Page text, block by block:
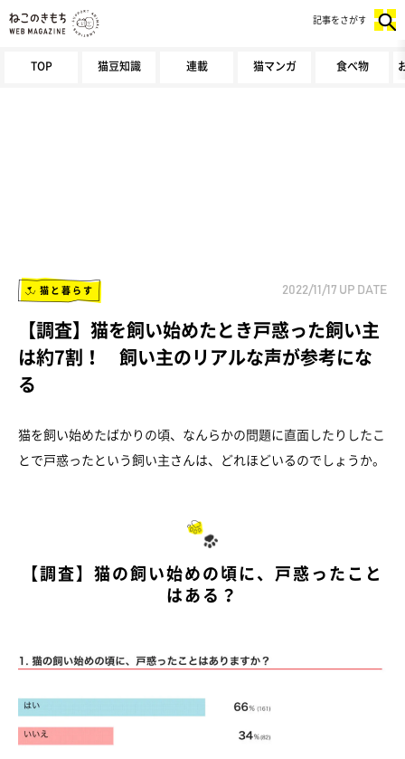
TOP 猫豆知識 連載 猫マンガ 食べ物
記事をさがす
猫と暮らす 2022/11/17 UP DATE
【調査】猫を飼い始めたとき戸惑った飼い主
は約7割！ 飼い主のリアルな声が参考にな
る
猫を飼い始めたばかりの頃、なんらかの問題に直面したりしたこ
とで戸惑ったという飼い主さんは、どれほどいるのでしょうか。
【調査】猫の飼い始めの頃に、戸惑ったこと
はある？